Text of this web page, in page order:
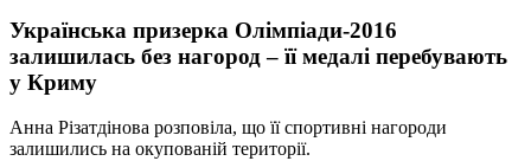
Українська призерка Олімпіади-2016
залишилась без нагород – її медалі перебувають
у Криму
Анна Різатдінова розповіла, що її спортивні нагороди
залишились на окупованій території.